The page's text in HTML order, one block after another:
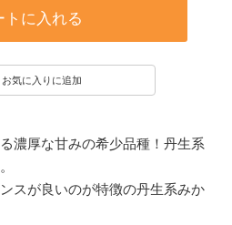
トに入れる
お気に入りに追加
濃厚な甘みの希少品種！丹生系
スが良いのが特徴の丹生系みか